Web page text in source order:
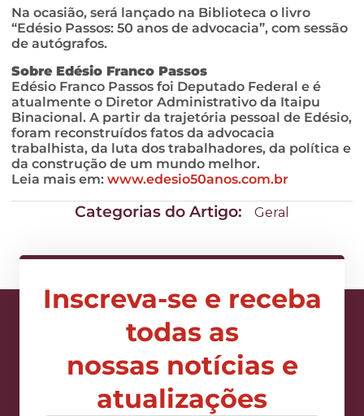
Na ocasião, será lançado na Biblioteca o livro
“Edésio Passos: 50 anos de advocacia”, com sessão
de autógrafos.
Sobre Edésio Franco Passos
Edésio Franco Passos foi Deputado Federal e é
atualmente o Diretor Administrativo da Itaipu
Binacional. A partir da trajetória pessoal de Edésio,
foram reconstruídos fatos da advocacia
trabalhista, da luta dos trabalhadores, da política e
da construção de um mundo melhor.
Leia mais em: www.edesio50anos.com.br
Categorias do Artigo: Geral
Inscreva-se e receba
todas as
nossas notícias e
atualizações